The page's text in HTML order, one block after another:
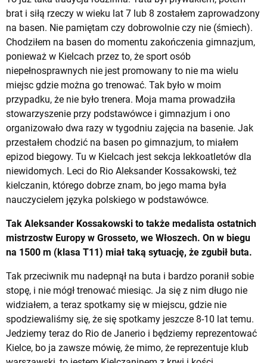
brat i siłą rzeczy w wieku lat 7 lub 8 zostałem zaprowadzony
na basen. Nie pamiętam czy dobrowolnie czy nie (śmiech).
Chodziłem na basen do momentu zakończenia gimnazjum,
ponieważ w Kielcach przez to, że sport osób
niepełnosprawnych nie jest promowany to nie ma wielu
miejsc gdzie można go trenować. Tak było w moim
przypadku, że nie było trenera. Moja mama prowadziła
stowarzyszenie przy podstawówce i gimnazjum i ono
organizowało dwa razy w tygodniu zajęcia na basenie. Jak
przestałem chodzić na basen po gimnazjum, to miałem
epizod biegowy. Tu w Kielcach jest sekcja lekkoatletów dla
niewidomych. Leci do Rio Aleksander Kossakowski, też
kielczanin, którego dobrze znam, bo jego mama była
nauczycielem języka polskiego w podstawówce.
Tak Aleksander Kossakowski to także medalista ostatnich
mistrzostw Europy w Grosseto, we Włoszech. On w biegu
na 1500 m (klasa T11) miał taką sytuację, że zgubił buta.
Tak przeciwnik mu nadepnął na buta i bardzo poranił sobie
stopę, i nie mógł trenować miesiąc. Ja się z nim długo nie
widziałem, a teraz spotkamy się w miejscu, gdzie nie
spodziewaliśmy się, że się spotkamy jeszcze 8-10 lat temu.
Jedziemy teraz do Rio de Janerio i będziemy reprezentować
Kielce, bo ja zawsze mówię, że mimo, że reprezentuje klub